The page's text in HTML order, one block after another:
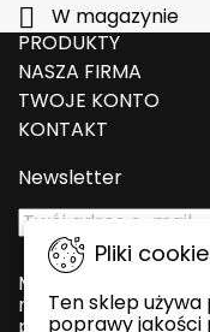

W magazynie
PRODUKTY
NASZA FIRMA
TWOJE KONTO
KONTAKT
Pliki
Ten sklep
poprawy jakości
Newsletter
Możesz
należy odnaleźć
prawnej.